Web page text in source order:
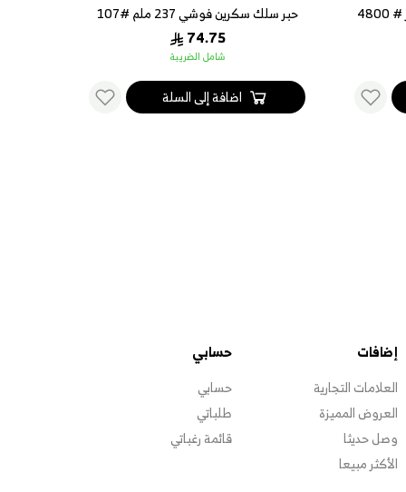
حبر سلك سكرين فوشي 237 ملم #107
74.75
شامل الضريبة
اضافة إلى السلة
إضافات
العلامات التجارية
العروض المميزة
وصل حديثا
الأكثر مبيعا
حسابي
حسابي
طلباتي
قائمة رغباتي